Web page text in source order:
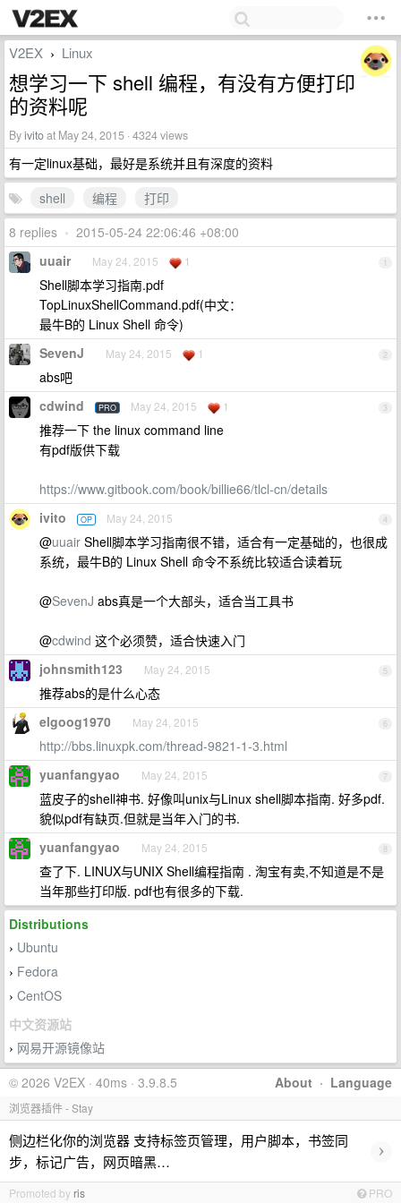
V2EX › Linux
想学习一下 shell 编程，有没有方便打印
的资料呢
Byivitoat May 24, 2015 · 4324 views
有一定linux基础，最好是系统并且有深度的资料
shell
编程
打印
8 replies • 2015-05-24 22:06:46 +08:00
1
uuair May 24, 2015 1
Shell脚本学习指南.pdf
TopLinuxShellCommand.pdf(中文：
最牛B的 Linux Shell 命令)
2
SevenJ May 24, 2015 1
abs吧
3
cdwind PRO May 24, 2015 1
推荐一下 the linux command line
有pdf版供下载
https://www.gitbook.com/book/billie66/tlcl-cn/details
4
ivito OP May 24, 2015
@uuair Shell脚本学习指南很不错，适合有一定基础的，也很成
系统，最牛B的 Linux Shell 命令不系统比较适合读着玩
@SevenJ abs真是一个大部头，适合当工具书
@cdwind 这个必须赞，适合快速入门
5
johnsmith123 May 24, 2015
推荐abs的是什么心态
6
elgoog1970 May 24, 2015
http://bbs.linuxpk.com/thread-9821-1-3.html
7
yuanfangyao May 24, 2015
蓝皮子的shell神书. 好像叫unix与Linux shell脚本指南. 好多pdf.
貌似pdf有缺页.但就是当年入门的书.
8
yuanfangyao May 24, 2015
查了下. LINUX与UNIX Shell编程指南 . 淘宝有卖,不知道是不是
当年那些打印版. pdf也有很多的下载.
Distributions
› Ubuntu
› Fedora
› CentOS
中文资源站
› 网易开源镜像站
About · Language
© 2026 V2EX · 40ms · 3.9.8.5
浏览器插件 - Stay
侧边栏化你的浏览器 支持标签页管理，用户脚本，书签同
步，标记广告，网页暗黑…
›
Promoted by ris PRO